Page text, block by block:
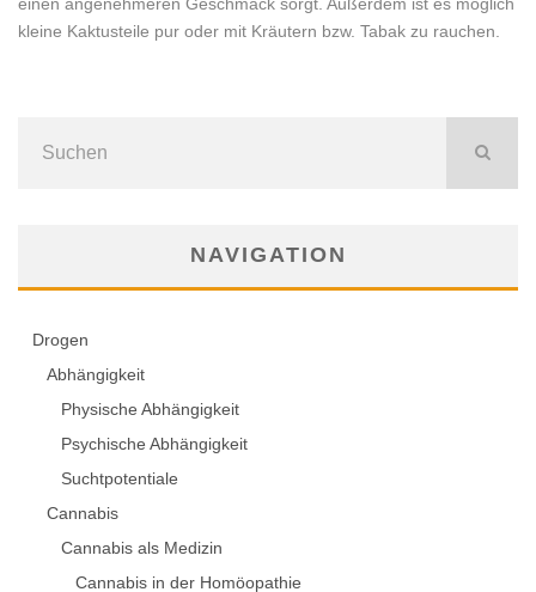
kleine Kaktusteile pur oder mit Kräutern bzw. Tabak zu rauchen.
NAVIGATION
Drogen
Abhängigkeit
Physische Abhängigkeit
Psychische Abhängigkeit
Suchtpotentiale
Cannabis
Cannabis als Medizin
Cannabis in der Homöopathie